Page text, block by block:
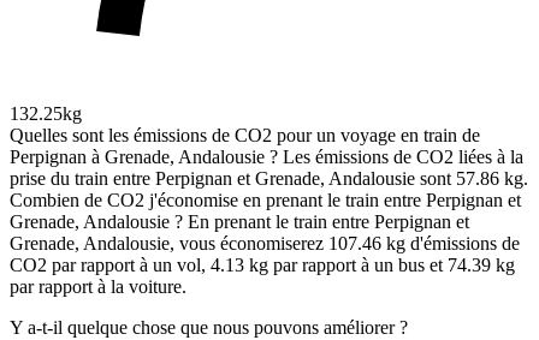
132.25kg
Quelles sont les émissions de CO2 pour un voyage en train de
Perpignan à Grenade, Andalousie ? Les émissions de CO2 liées à la
prise du train entre Perpignan et Grenade, Andalousie sont 57.86 kg.
Combien de CO2 j'économise en prenant le train entre Perpignan et
Grenade, Andalousie ? En prenant le train entre Perpignan et
Grenade, Andalousie, vous économiserez 107.46 kg d'émissions de
CO2 par rapport à un vol, 4.13 kg par rapport à un bus et 74.39 kg
par rapport à la voiture.
Y a-t-il quelque chose que nous pouvons améliorer ?